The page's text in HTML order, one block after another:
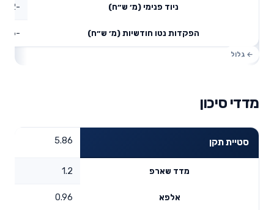
ניוד פנימי (מ׳ ש״ח) -3.52
הפקדות נטו חודשיות (מ׳ ש״ח) -0.26
מדדי סיכון
סטיית תקן 5.86
מדד שארפ 1.2
אלפא 0.96